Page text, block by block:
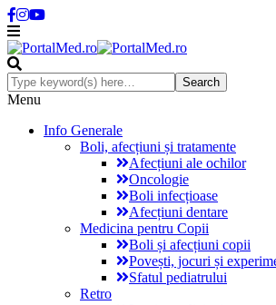
Menu
Info Generale
Boli, afecțiuni și tratamente
Afecțiuni ale ochilor
Oncologie
Boli infecțioase
Afecțiuni dentare
Medicina pentru Copii
Boli și afecțiuni copii
Povești, jocuri și
Sfatul pediatrului
Retro